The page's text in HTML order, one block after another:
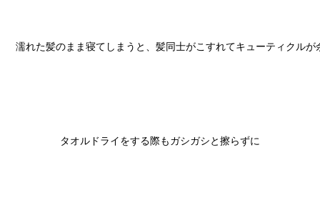
濡れた髪のまま寝てしまうと、髪同士がこすれてキューティクルが
タオルドライをする際もガシガシと擦らずに